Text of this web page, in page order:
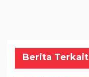
Berita Terkait